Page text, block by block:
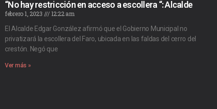
“No hay restricción en acceso a escollera “: Alcalde
febrero 1, 2023
12:22 am
El Alcalde Edgar González afirmó que el Gobierno Municipal no
privatizará la escollera del Faro, ubicada en las faldas del cerro del
crestón. Negó que
Ver más »